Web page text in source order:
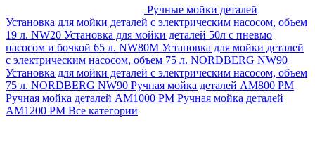
Ручные мойки деталей
Установка для мойки деталей с электрическим насосом, объем
19 л. NW20 Установка для мойки деталей 50л с пневмо
насосом и бочкой 65 л. NW80M Установка для мойки деталей
с электрическим насосом, объем 75 л. NORDBERG NW90
Установка для мойки деталей с электрическим насосом, объем
75 л. NORDBERG NW90 Ручная мойка деталей АМ800 РМ
Ручная мойка деталей АМ1000 РМ Ручная мойка деталей
АМ1200 РМ Все категории